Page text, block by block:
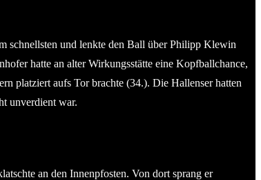
schnellsten und lenkte den Ball über Philipp Klewin
hatte an alter Wirkungsstätte eine Kopfballchance,
platziert aufs Tor brachte (34.). Die Hallenser hatten
unverdient war.
an den Innenpfosten. Von dort sprang er